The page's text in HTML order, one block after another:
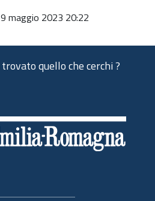
maggio 2023 20:22
quello che cerchi ?